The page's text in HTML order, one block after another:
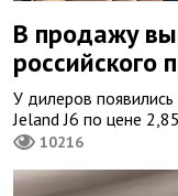
В продажу
российского
У дилеров
Jeland J6 по цене
10216